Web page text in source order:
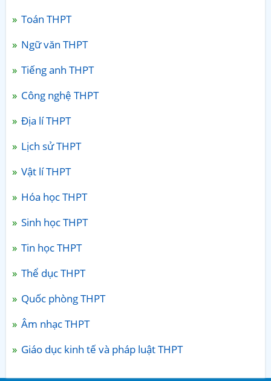
Toán THPT
Ngữ văn THPT
Tiếng anh THPT
Công nghệ THPT
Địa lí THPT
Lịch sử THPT
Vật lí THPT
Hóa học THPT
Sinh học THPT
Tin học THPT
Thể dục THPT
Quốc phòng THPT
Âm nhạc THPT
Giáo dục kinh tế và pháp luật THPT